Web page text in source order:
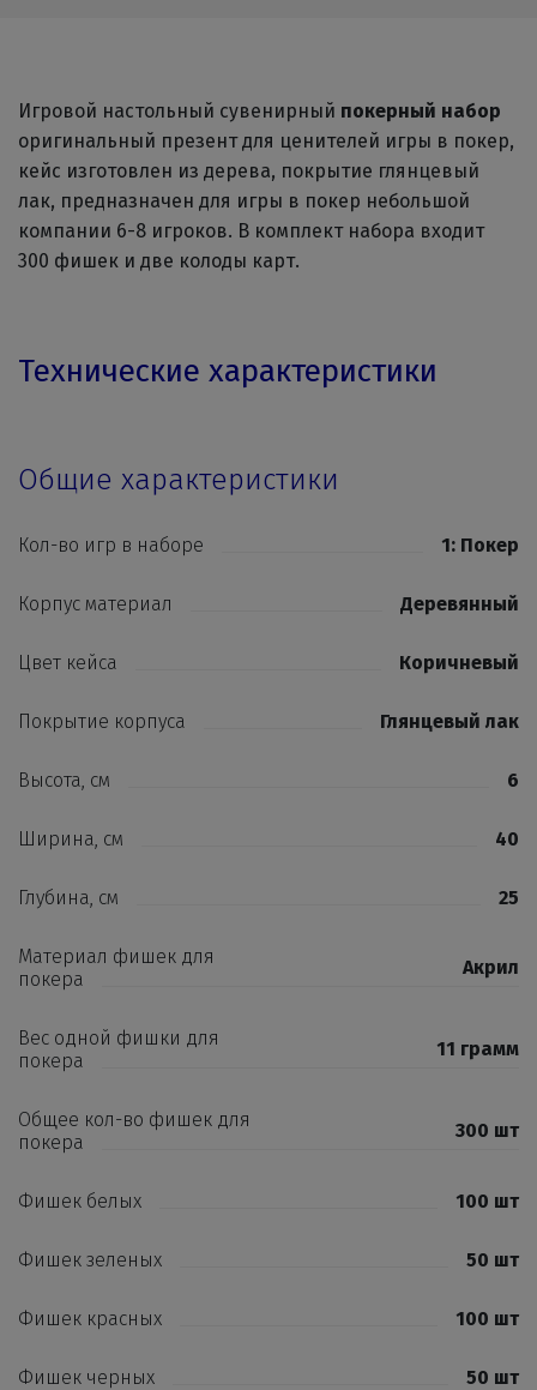
Игровой настольный сувенирный покерный набор
оригинальный презент для ценителей игры в покер,
кейс изготовлен из дерева, покрытие глянцевый
лак, предназначен для игры в покер небольшой
компании 6-8 игроков. В комплект набора входит
300 фишек и две колоды карт.
Технические характеристики
Общие характеристики
Кол-во игр в наборе 1: Покер
Корпус материал Деревянный
Цвет кейса Коричневый
Покрытие корпуса Глянцевый лак
Высота, см 6
Ширина, см 40
Глубина, см 25
Материал фишек для
покера
Акрил
Вес одной фишки для
покера
11 грамм
Общее кол-во фишек для
покера
300 шт
Фишек белых 100 шт
Фишек зеленых 50 шт
Фишек красных 100 шт
Фишек черных 50 шт